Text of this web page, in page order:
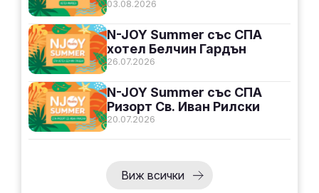
03.08.2026
26.07.2026
N-JOY Summer със СПА
хотел Белчин Гардън
20.07.2026
N-JOY Summer със СПА
Ризорт Св. Иван Рилски
Виж всички